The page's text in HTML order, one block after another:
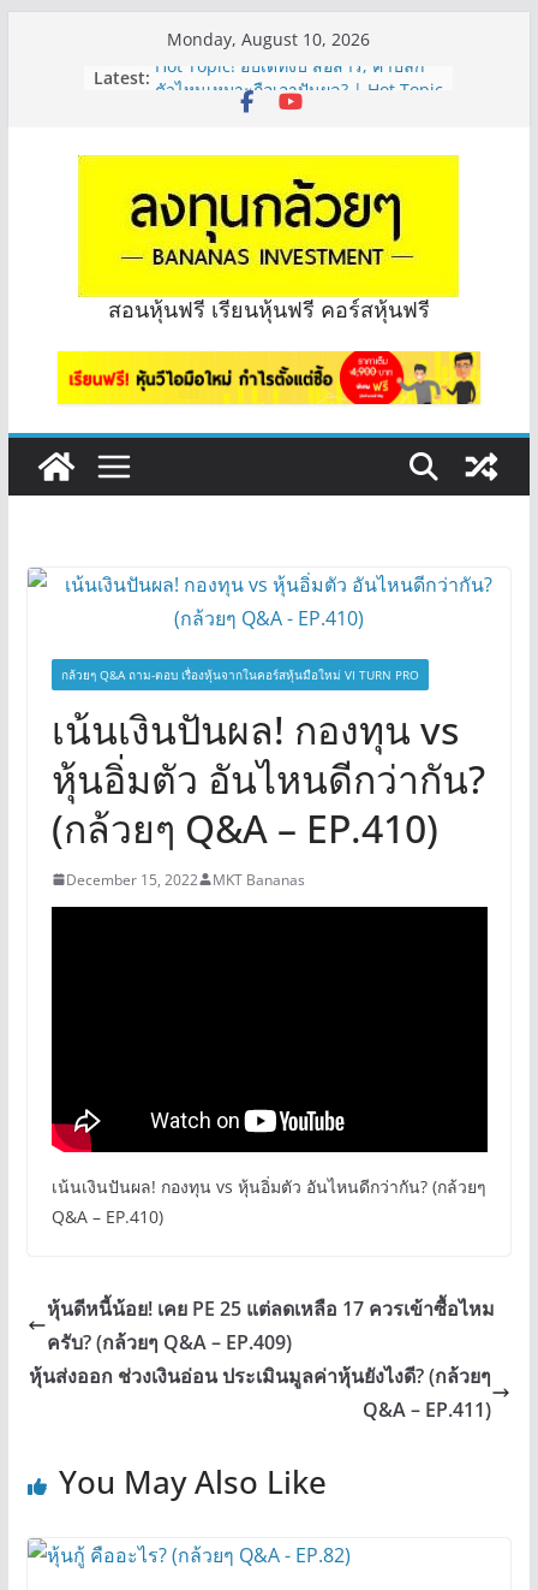
Monday, August 10, 2026
Latest: Hot Topic! อัปเดทงบ สื่อสาร, ค้าปลีก
ตัวไหนเหมาะถือเอาปันผล? | Hot Topic
หุ้นปันผลไหม? | Q&A กล้วยๆ EP.1166
OSP vs CBG vs ICHI ควร DCA ตัวไหน
ดี? | Q&A กล้วยๆ EP.1165
PROSPECT REIT สัญญาลูกค้าจะหมดปี
ไหม จะทราบได้ยังไง? | Q&A กล้วยๆ
EP.1168
PROSPECT REIT มือใหม่ ลงทุนได้ไหม
สอนหุ้นฟรี เรียนหุ้นฟรี คอร์สหุ้นฟรี
กล้วยๆ Q&A ถาม-ตอบ เรื่องหุ้นจากในคอร์สหุ้นมือใหม่ VI TURN PRO
เน้นเงินปันผล! กองทุน vs
หุ้นอิ่มตัว อันไหนดีกว่ากัน?
(กล้วยๆ Q&A – EP.410)
December 15, 2022 MKT Bananas
เน้นเงินปันผล! กองทุน vs หุ้นอิ่มตัว อันไหนดีกว่ากัน? (กล้วยๆ
Q&A – EP.410)
หุ้นดีหนี้น้อย! เคย PE 25 แต่ลดเหลือ 17 ควรเข้าซื้อไหม
ครับ? (กล้วยๆ Q&A – EP.409)
หุ้นส่งออก ช่วงเงินอ่อน ประเมินมูลค่าหุ้นยังไงดี? (กล้วยๆ
Q&A – EP.411)
You May Also Like